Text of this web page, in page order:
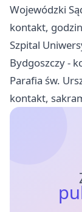
Wojewódzki
kontakt,
Szpital
Bydgoszczy -
Parafia św.
kontakt,